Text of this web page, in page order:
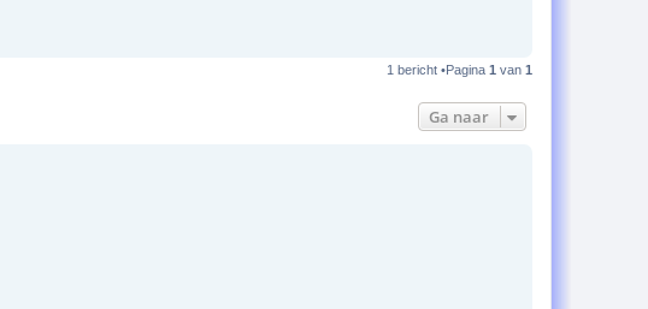
1 bericht •Pagina 1 van 1
Ga naar